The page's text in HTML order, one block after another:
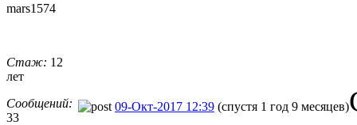
mars1574
Стаж: 12
лет
Сообщений:
33
09-Окт-2017 12:39 (спустя 1 год 9 месяцев)